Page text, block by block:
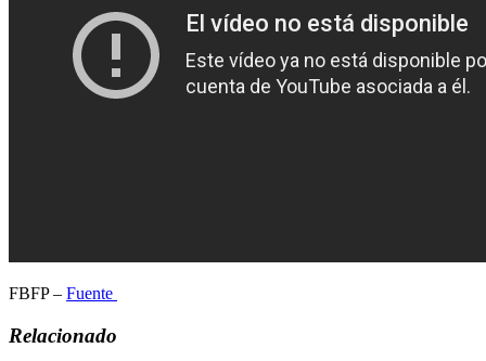
FBFP – Fuente
Relacionado